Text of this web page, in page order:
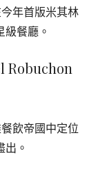
年首版米其林
餐廳。
Robuchon
飲帝國中定位
。